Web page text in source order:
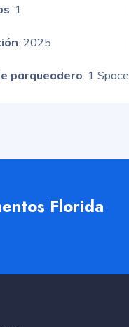
: 1
: 2025
parqueadero: 1 Space,
Florida